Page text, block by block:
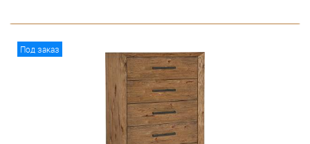
Под заказ